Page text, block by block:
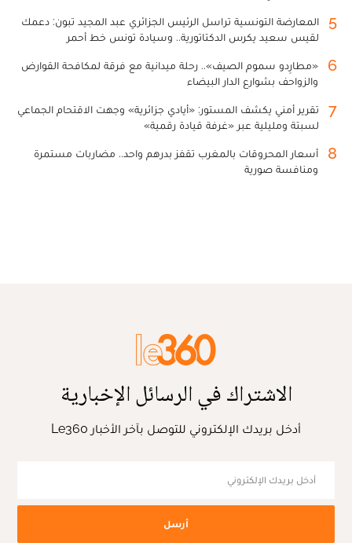
5
المعارضة التونسية تراسل الرئيس الجزائري عبد المجيد تبون: دعمك
لقيس سعيد يكرس الدكتاتورية.. وسيادة تونس خط أحمر
6
«مطارِدو سموم الصيف».. رحلة ميدانية مع فرقة لمكافحة القوارض
والزواحف بشوارع الدار البيضاء
7
تقرير أمني يكشف المستور: «أيادي جزائرية» وجهت الاقتحام الجماعي
لسبتة ومليلية عبر «غرفة قيادة رقمية»
8
أسعار المحروقات بالمغرب تقفز بدرهم واحد.. مضاربات مستمرة
ومنافسة صورية
الاشتراك في الرسائل الإخبارية
أدخل بريدك الإلكتروني للتوصل بآخر الأخبار Le360
أرسل